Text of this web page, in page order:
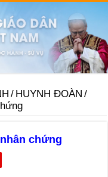
/ HUYNH ĐOÀN /
chứng